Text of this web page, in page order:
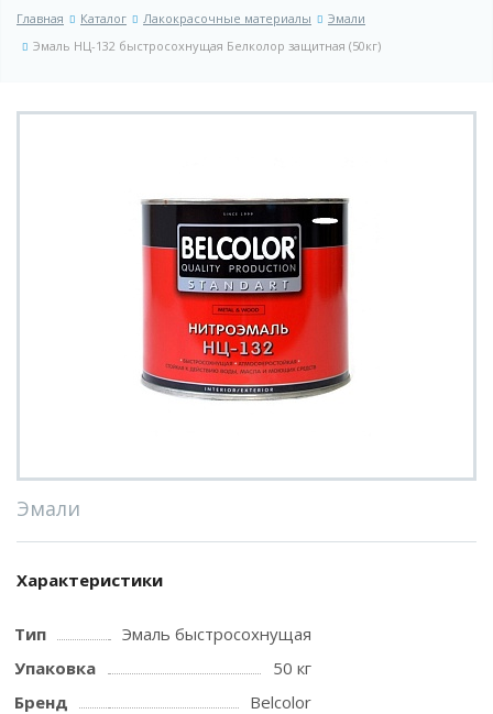
Главная Каталог Лакокрасочные материалы
Эмали
Эмаль НЦ-132 быстросохнущая Белколор защитная (50кг)
Эмали
Характеристики
Тип
Эмаль быстросохнущая
Упаковка
50 кг
Бренд
Belcolor